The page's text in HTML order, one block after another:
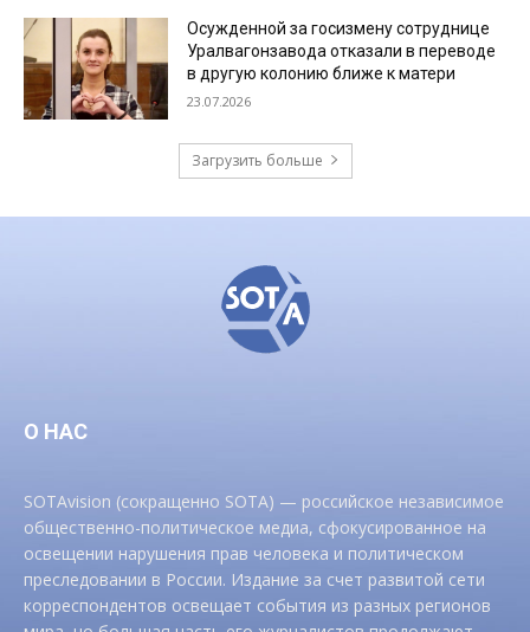
Осужденной за госизмену сотруднице
Уралвагонзавода отказали в переводе
в другую колонию ближе к матери
23.07.2026
Загрузить больше
О НАС
SOTAvision (сокращенно SOTA) — российское независимое
общественно-политическое медиа, сфокусированное на
освещении нарушения прав человека и политическом
преследовании в России. Издание за счет развитой сети
корреспондентов освещает события из разных регионов